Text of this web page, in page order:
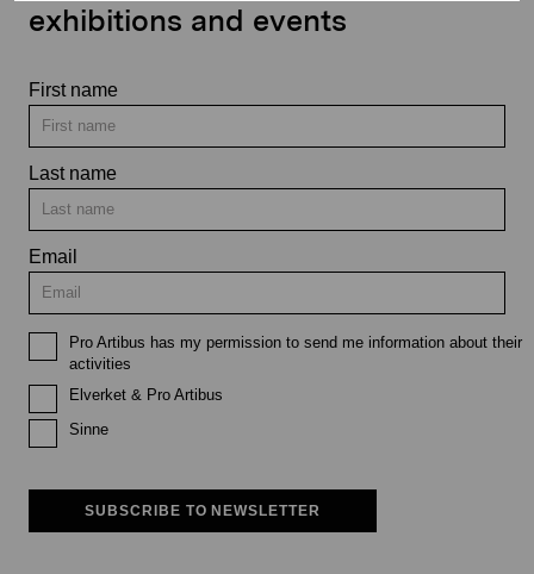
exhibitions and events
First name
Last name
Email
Pro Artibus has my permission to send me information about their
activities
Elverket & Pro Artibus
Sinne
SUBSCRIBE TO NEWSLETTER